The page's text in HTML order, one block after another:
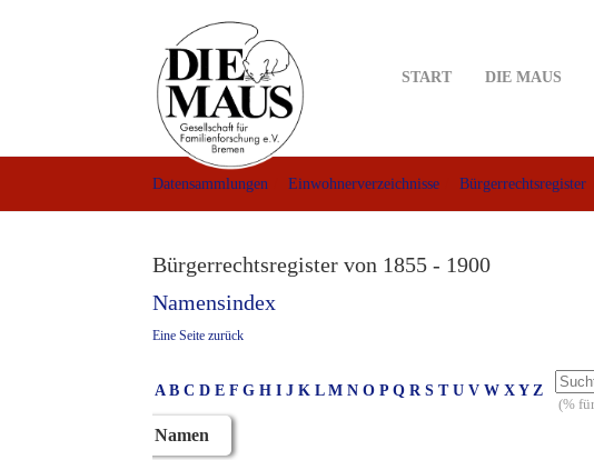
START DIE MAUS
Datensammlungen Einwohnerverzeichnisse Bürgerrechtsregister
Bürgerrechtsregister von 1855 - 1900
Namensindex